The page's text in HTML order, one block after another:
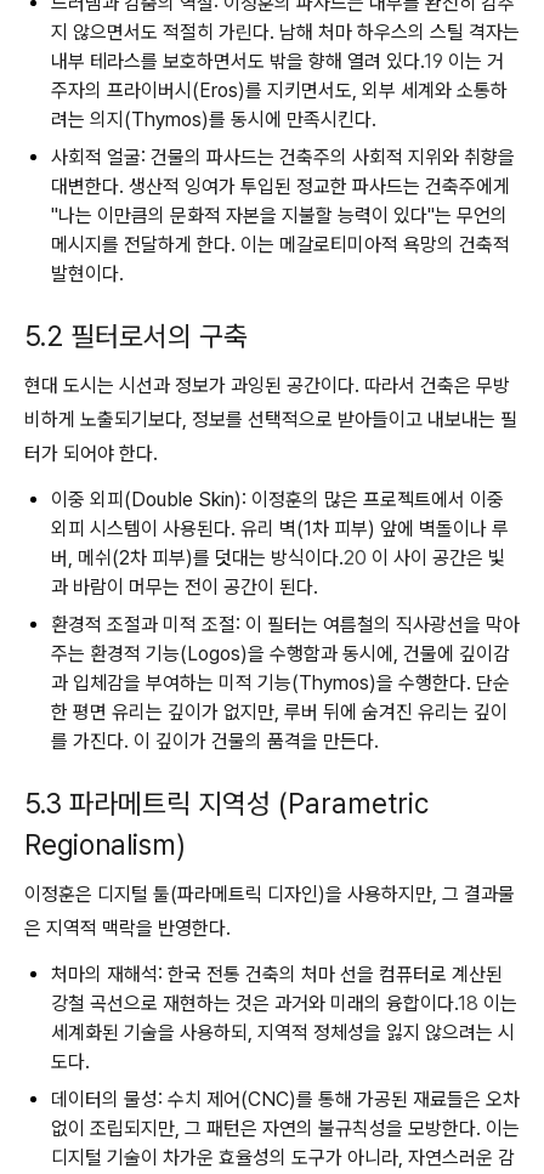
지 않으면서도 적절히 가린다. 남해 처마 하우스의 스틸 격자는
내부 테라스를 보호하면서도 밖을 향해 열려 있다.19 이는 거
주자의 프라이버시(Eros)를 지키면서도, 외부 세계와 소통하
려는 의지(Thymos)를 동시에 만족시킨다.
사회적 얼굴: 건물의 파사드는 건축주의 사회적 지위와 취향을
대변한다. 생산적 잉여가 투입된 정교한 파사드는 건축주에게
"나는 이만큼의 문화적 자본을 지불할 능력이 있다"는 무언의
메시지를 전달하게 한다. 이는 메갈로티미아적 욕망의 건축적
발현이다.
5.2 필터로서의 구축
현대 도시는 시선과 정보가 과잉된 공간이다. 따라서 건축은 무방
비하게 노출되기보다, 정보를 선택적으로 받아들이고 내보내는 필
터가 되어야 한다.
이중 외피(Double Skin): 이정훈의 많은 프로젝트에서 이중
외피 시스템이 사용된다. 유리 벽(1차 피부) 앞에 벽돌이나 루
버, 메쉬(2차 피부)를 덧대는 방식이다.20 이 사이 공간은 빛
과 바람이 머무는 전이 공간이 된다.
환경적 조절과 미적 조절: 이 필터는 여름철의 직사광선을 막아
주는 환경적 기능(Logos)을 수행함과 동시에, 건물에 깊이감
과 입체감을 부여하는 미적 기능(Thymos)을 수행한다. 단순
한 평면 유리는 깊이가 없지만, 루버 뒤에 숨겨진 유리는 깊이
를 가진다. 이 깊이가 건물의 품격을 만든다.
5.3 파라메트릭 지역성 (Parametric
Regionalism)
이정훈은 디지털 툴(파라메트릭 디자인)을 사용하지만, 그 결과물
은 지역적 맥락을 반영한다.
처마의 재해석: 한국 전통 건축의 처마 선을 컴퓨터로 계산된
강철 곡선으로 재현하는 것은 과거와 미래의 융합이다.18 이는
세계화된 기술을 사용하되, 지역적 정체성을 잃지 않으려는 시
도다.
데이터의 물성: 수치 제어(CNC)를 통해 가공된 재료들은 오차
없이 조립되지만, 그 패턴은 자연의 불규칙성을 모방한다. 이는
디지털 기술이 차가운 효율성의 도구가 아니라, 자연스러운 감